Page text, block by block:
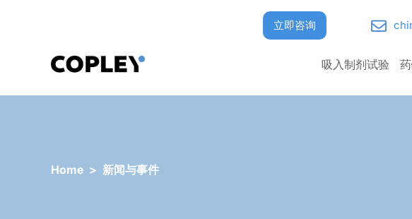
立即咨询
吸入制剂试验
Home > 新闻与事件